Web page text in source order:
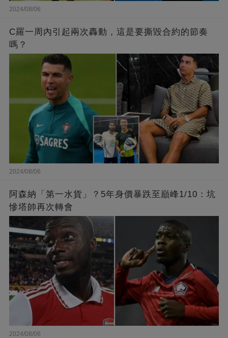
2024/08/06
C羅一周內引起兩次轟動，這是要撕毀合約的節奏
嗎？
2024/08/06
阿森納「第一水貨」？5年身價暴跌至巔峰1/10：坑
慘塔帥再次轉會
2024/08/06